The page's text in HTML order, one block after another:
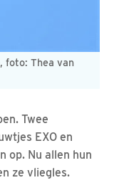
foto: Thea van
Twee
EXO en
op. Nu allen hun
ze vliegles.